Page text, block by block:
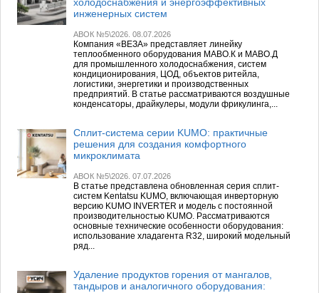
инженерных систем
АВОК №5\2026. 08.07.2026
Компания «ВЕЗА» представляет линейку
теплообменного оборудования МАВО.К и МАВО.Д
для промышленного холодоснабжения, систем
кондиционирования, ЦОД, объектов ритейла,
логистики, энергетики и производственных
предприятий. В статье рассматриваются воздушные
конденсаторы, драйкулеры, модули фрикулинга,...
Сплит-система серии KUMO: практичные
решения для создания комфортного
микроклимата
АВОК №5\2026. 07.07.2026
В статье представлена обновленная серия сплит-
систем Kentatsu KUMO, включающая инверторную
версию KUMO INVERTER и модель с постоянной
производительностью KUMO. Рассматриваются
основные технические особенности оборудования:
использование хладагента R32, широкий модельный
ряд...
Удаление продуктов горения от мангалов,
тандыров и аналогичного оборудования: